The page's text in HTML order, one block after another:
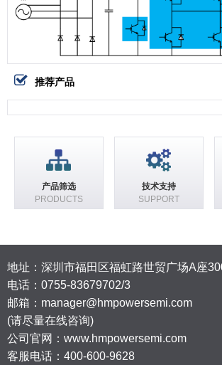
推荐产品
产品筛选
PRODUCTS
技术支持
SUPPORT
地址：深圳市福田区福虹路世贸广场A座
电话： 0755-83679702/3
邮箱：manager@hmpowersemi.com
(请尽量在线咨询)
公司官网：www.hmpowersemi.com
客服电话：400-600-9628